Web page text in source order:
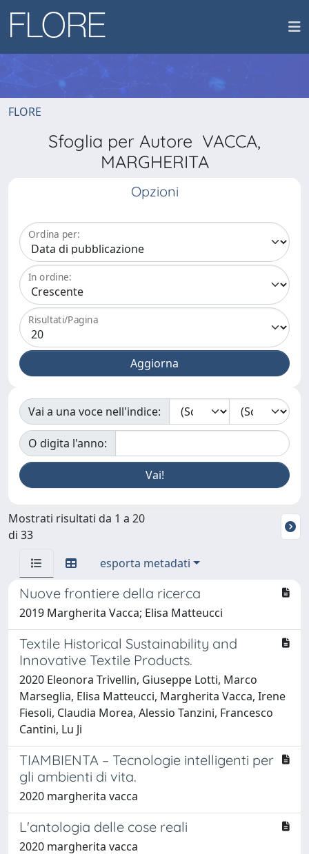
FLORE
Sfoglia per Autore VACCA,
MARGHERITA
Opzioni
Ordina per:
In ordine:
Risultati/Pagina
Vai a una voce nell'indice:
O digita l'anno:
Mostrati risultati da 1 a 20
di 33
esporta metadati
Nuove frontiere della ricerca
2019 Margherita Vacca; Elisa Matteucci
Textile Historical Sustainability and
Innovative Textile Products.
2020 Eleonora Trivellin, Giuseppe Lotti, Marco
Marseglia, Elisa Matteucci, Margherita Vacca, Irene
Fiesoli, Claudia Morea, Alessio Tanzini, Francesco
Cantini, Lu Ji
TIAMBIENTA – Tecnologie intelligenti per
gli ambienti di vita.
2020 margherita vacca
L'antologia delle cose reali
2020 margherita vacca